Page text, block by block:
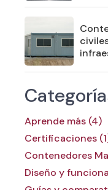
Aprende más (4)
Certificaciones
Contenedores
Diseño y